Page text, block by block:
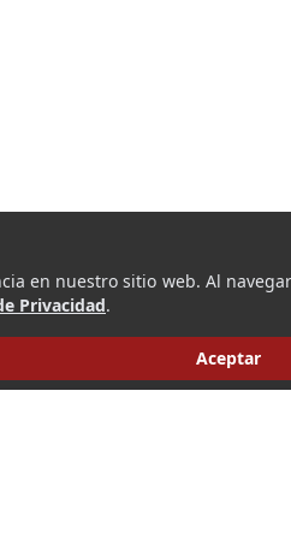
en nuestro sitio web. Al
Privacidad.
Aceptar